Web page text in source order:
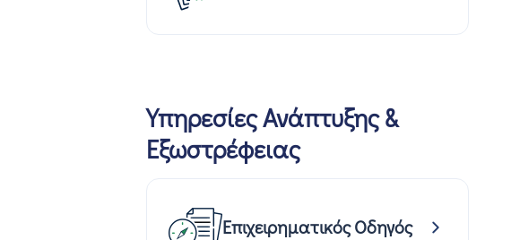
Υπηρεσίες Ανάπτυξης &
Εξωστρέφειας
Επιχειρηματικός Οδηγός